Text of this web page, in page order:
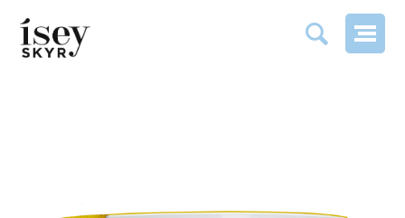
AIR SITRUUNA / CITRON